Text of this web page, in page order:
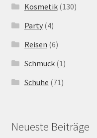
Kosmetik(130)
Party(4)
Reisen (6)
Schmuck(1)
Schuhe (71)
Neueste Beiträge